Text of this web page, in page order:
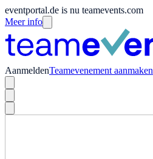
eventportal.de is nu teamevents.com
Meer info
AanmeldenTeamevenement aanmaken